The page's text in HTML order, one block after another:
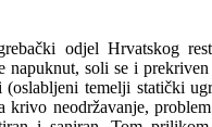
odjel Hrvatskog
napuknut, soli se i
temelji statički
krivo neodržavanje,